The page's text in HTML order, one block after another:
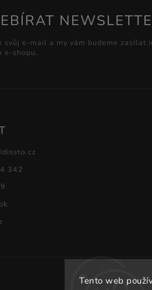
Tento web
svůj e-mail a my vám budeme zasílat
e-shopu.
dissto.cz
342